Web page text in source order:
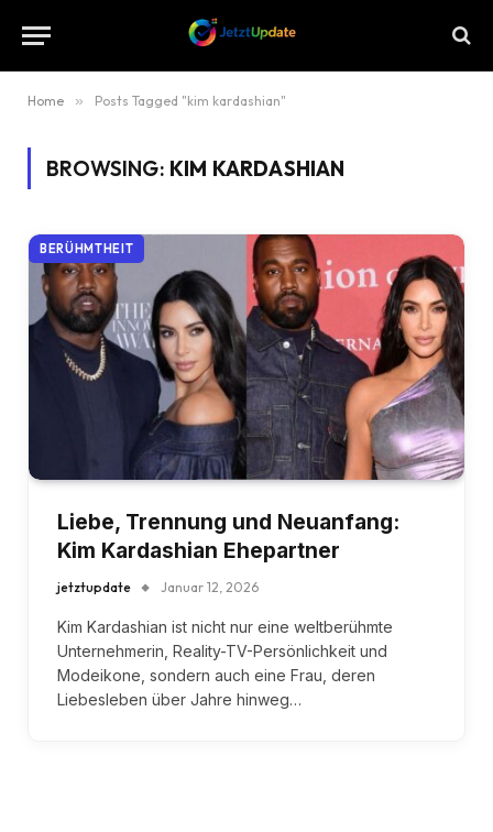
Home » Posts Tagged "kim kardashian"
BROWSING: KIM KARDASHIAN
BERÜHMTHEIT
Liebe, Trennung und Neuanfang:
Kim Kardashian Ehepartner
jetztupdate Januar 12, 2026
Kim Kardashian ist nicht nur eine weltberühmte
Unternehmerin, Reality-TV-Persönlichkeit und
Modeikone, sondern auch eine Frau, deren
Liebesleben über Jahre hinweg…